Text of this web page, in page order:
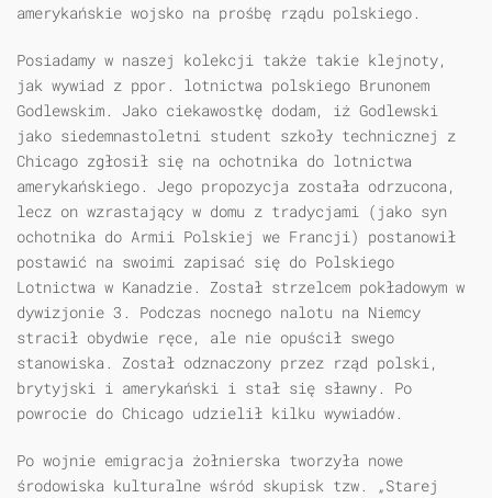
amerykańskie wojsko na prośbę rządu polskiego.
Posiadamy w naszej kolekcji także takie klejnoty,
jak wywiad z ppor. lotnictwa polskiego Brunonem
Godlewskim. Jako ciekawostkę dodam, iż Godlewski
jako siedemnastoletni student szkoły technicznej z
Chicago zgłosił się na ochotnika do lotnictwa
amerykańskiego. Jego propozycja została odrzucona,
lecz on wzrastający w domu z tradycjami (jako syn
ochotnika do Armii Polskiej we Francji) postanowił
postawić na swoimi zapisać się do Polskiego
Lotnictwa w Kanadzie. Został strzelcem pokładowym w
dywizjonie 3. Podczas nocnego nalotu na Niemcy
stracił obydwie ręce, ale nie opuścił swego
stanowiska. Został odznaczony przez rząd polski,
brytyjski i amerykański i stał się sławny. Po
powrocie do Chicago udzielił kilku wywiadów.
Po wojnie emigracja żołnierska tworzyła nowe
środowiska kulturalne wśród skupisk tzw. „Starej